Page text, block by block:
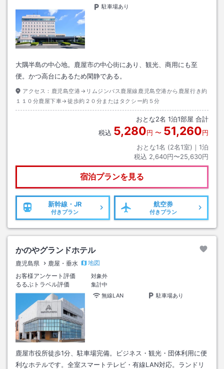
駐車場あり
大隅半島の中心地。鹿屋市の中心街にあり、観光、商用にも至
便。かつ高台にあるため閑静である。
アクセス： 鹿児島空港→リムジンバス鹿屋線鹿児島空港から鹿屋行き約
１１０分鹿屋下車→徒歩約２０分またはタクシー約５分
おとな2名 1泊1部屋 合計
税込 5,280円 〜 51,260円
おとな1名 (2名1室)｜ 1泊
税込 2,640円〜25,630円
宿泊プランを見る
新幹線・JR
付きプラン
航空券
付きプラン
かのやグランドホテル
鹿児島県 鹿屋・垂水
地図
お客様アンケート評価
対象外
るるぶトラベル評価
集計中
無線LAN
駐車場あり
鹿屋市役所徒歩1分、駐車場完備。ビジネス・観光・団体利用に便
利なホテルです。全室スマートテレビ・有線LAN対応。ランドリ